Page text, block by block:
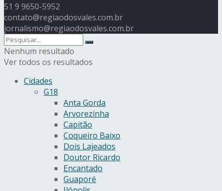
51 9 9650-5952
contato@regiaodosvales.com.br
jornalismo@regiaodosvales.com.br
Nenhum resultado
Ver todos os resultados
Cidades
G18
Anta Gorda
Arvorezinha
Capitão
Coqueiro Baixo
Dois Lajeados
Doutor Ricardo
Encantado
Guaporé